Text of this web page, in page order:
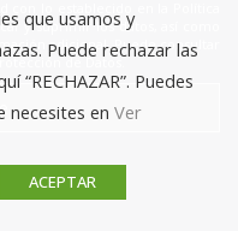
y suprimir los datos, así como
adicional. Puede consultar
de Datos.
que usamos y
Puede rechazar las
“RECHAZAR”. Puedes
necesites en Ver
ACEPTAR